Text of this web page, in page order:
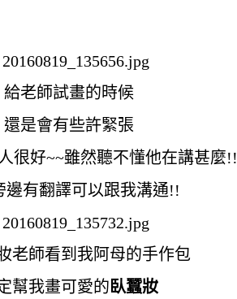
給老師試畫的時候
還是會有些許緊張
很好~~雖然聽不懂他在講甚麼!!
邊有翻譯可以跟我溝通!!
老師看到我阿母的手作包
幫我畫可愛的 臥蠶妝